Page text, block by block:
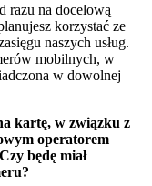
razu na docelową
korzystać ze
naszych usług.
mobilnych, w
w dowolnej
kartę, w związku z
operatorem
będę miał